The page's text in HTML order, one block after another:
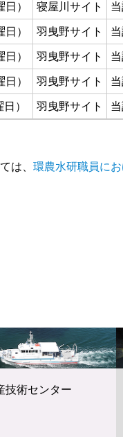
） 寝屋川サイト
） 羽曳野サイト
） 羽曳野サイト
） 羽曳野サイト
） 羽曳野サイト
は、 環農水研職員に
技術センター